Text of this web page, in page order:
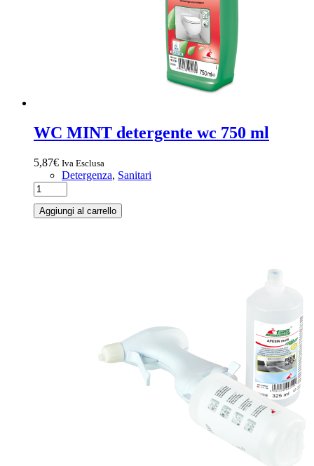
WC MINT detergente wc 750 ml
5,87€ Iva Esclusa
Detergenza, Sanitari
Aggiungi al carrello